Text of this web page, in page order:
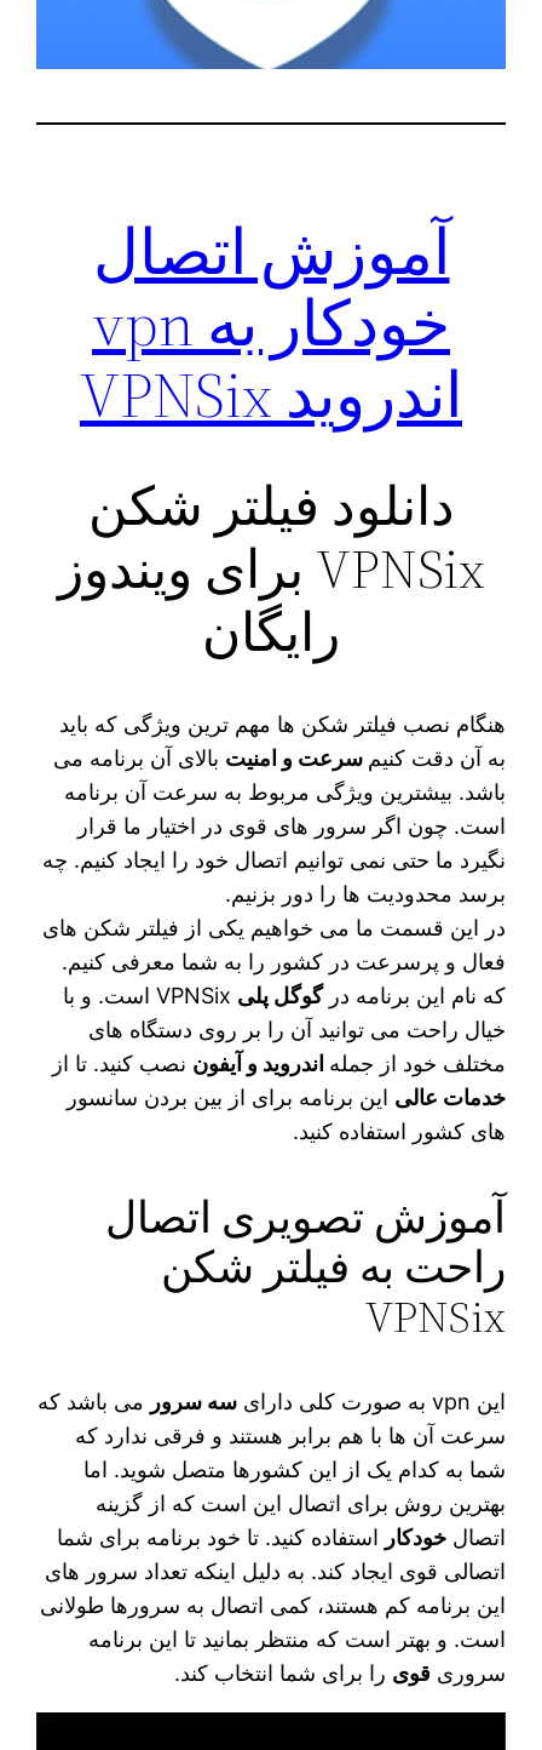
آموزش اتصال
خودکار به ‌vpn
اندروید VPNSix
دانلود فیلتر شکن
VPNSix برای ویندوز
رایگان
هنگام نصب فیلتر شکن‌ ها مهم ترین ویژگی که باید
به آن دقت کنیم سرعت و امنیت بالای آن برنامه می‌
باشد. بیشترین ویژگی مربوط به سرعت آن برنامه
است. چون اگر سرور های قوی در اختیار ما قرار
نگیرد ما حتی نمی‌ توانیم اتصال خود را ایجاد کنیم. چه
برسد محدودیت‌ ها را دور بزنیم.
در این قسمت ما می‌ خواهیم یکی از فیلتر شکن‌ های
فعال و پرسرعت در کشور را به شما معرفی کنیم.
که نام این برنامه درگوگل پلی
VPNSix است. و با
خیال راحت می‌ توانید آن را بر روی دستگاه‌ های
مختلف خود از جمله اندروید و آیفون نصب کنید. تا از
خدمات عالی این برنامه برای از بین بردن سانسور
های کشور استفاده کنید.
آموزش تصویری اتصال
راحت به فیلتر شکن
VPNSix
این vpn به صورت کلی دارای سه سرور می‌ باشد که
سرعت آن ها با هم برابر هستند و فرقی ندارد که
شما به کدام یک از این کشورها متصل شوید. اما
بهترین روش برای اتصال این است که از گزینه
اتصالخودکار استفاده کنید. تا خود برنامه برای شما
اتصالی قوی ایجاد کند. به دلیل اینکه تعداد سرور های
این برنامه کم هستند، کمی اتصال به سرورها طولانی
است. و بهتر است که منتظر بمانید تا این برنامه
سروری قوی را برای شما انتخاب کند.